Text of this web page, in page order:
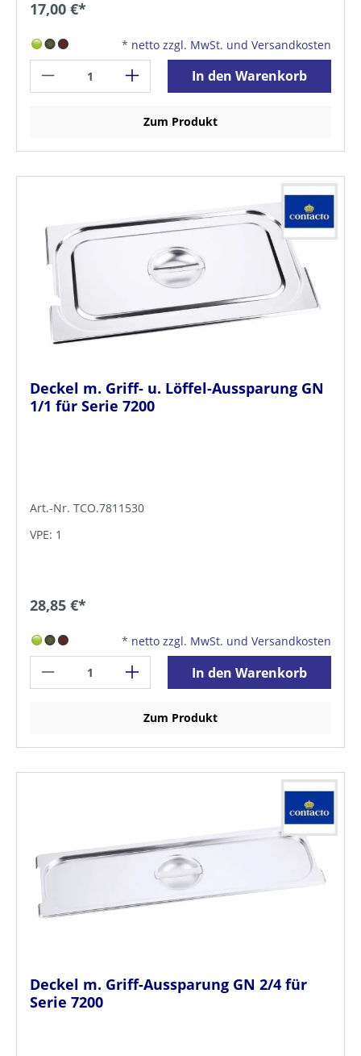
17,00 €*
* netto zzgl. MwSt. und Versandkosten
In den Warenkorb
Zum Produkt
Deckel m. Griff- u. Löffel-Aussparung GN
1/1 für Serie 7200
Art.-Nr. TCO.7811530
VPE: 1
28,85 €*
* netto zzgl. MwSt. und Versandkosten
In den Warenkorb
Zum Produkt
Deckel m. Griff-Aussparung GN 2/4 für
Serie 7200